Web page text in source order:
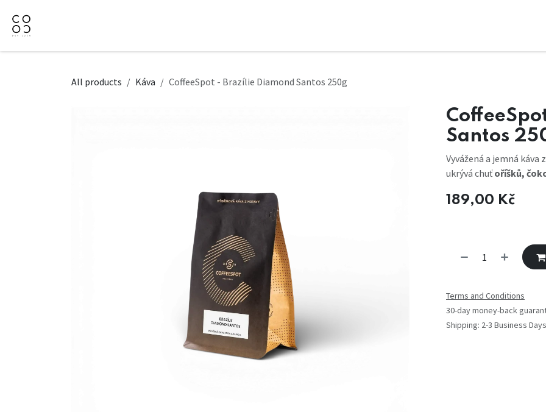
All products Káva CoffeeSpot - Brazílie Diamond Santos 250g
Santos
Vyvážená a jemná
ukrývá chuť oříšků,
189,00 Kč
Terms and Conditions
30-day money-back
Shipping: 2-3 Business Days